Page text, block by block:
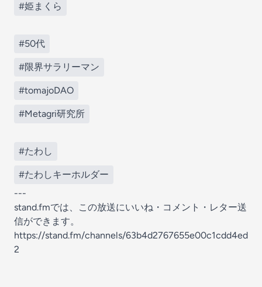
#姫まくら
#50代
#限界サラリーマン
#tomajoDAO
#Metagri研究所
#たわし
#たわしキーホルダー
---
stand.fmでは、この放送にいいね・コメント・レター送
信ができます。
https://stand.fm/channels/63b4d2767655e00c1cdd4ed
2